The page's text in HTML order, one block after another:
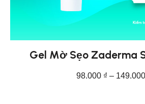
Gel Mờ Sẹo Zaderma
98.000 ₫ – 149.000